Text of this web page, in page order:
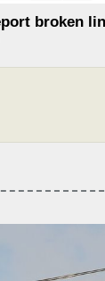
broken